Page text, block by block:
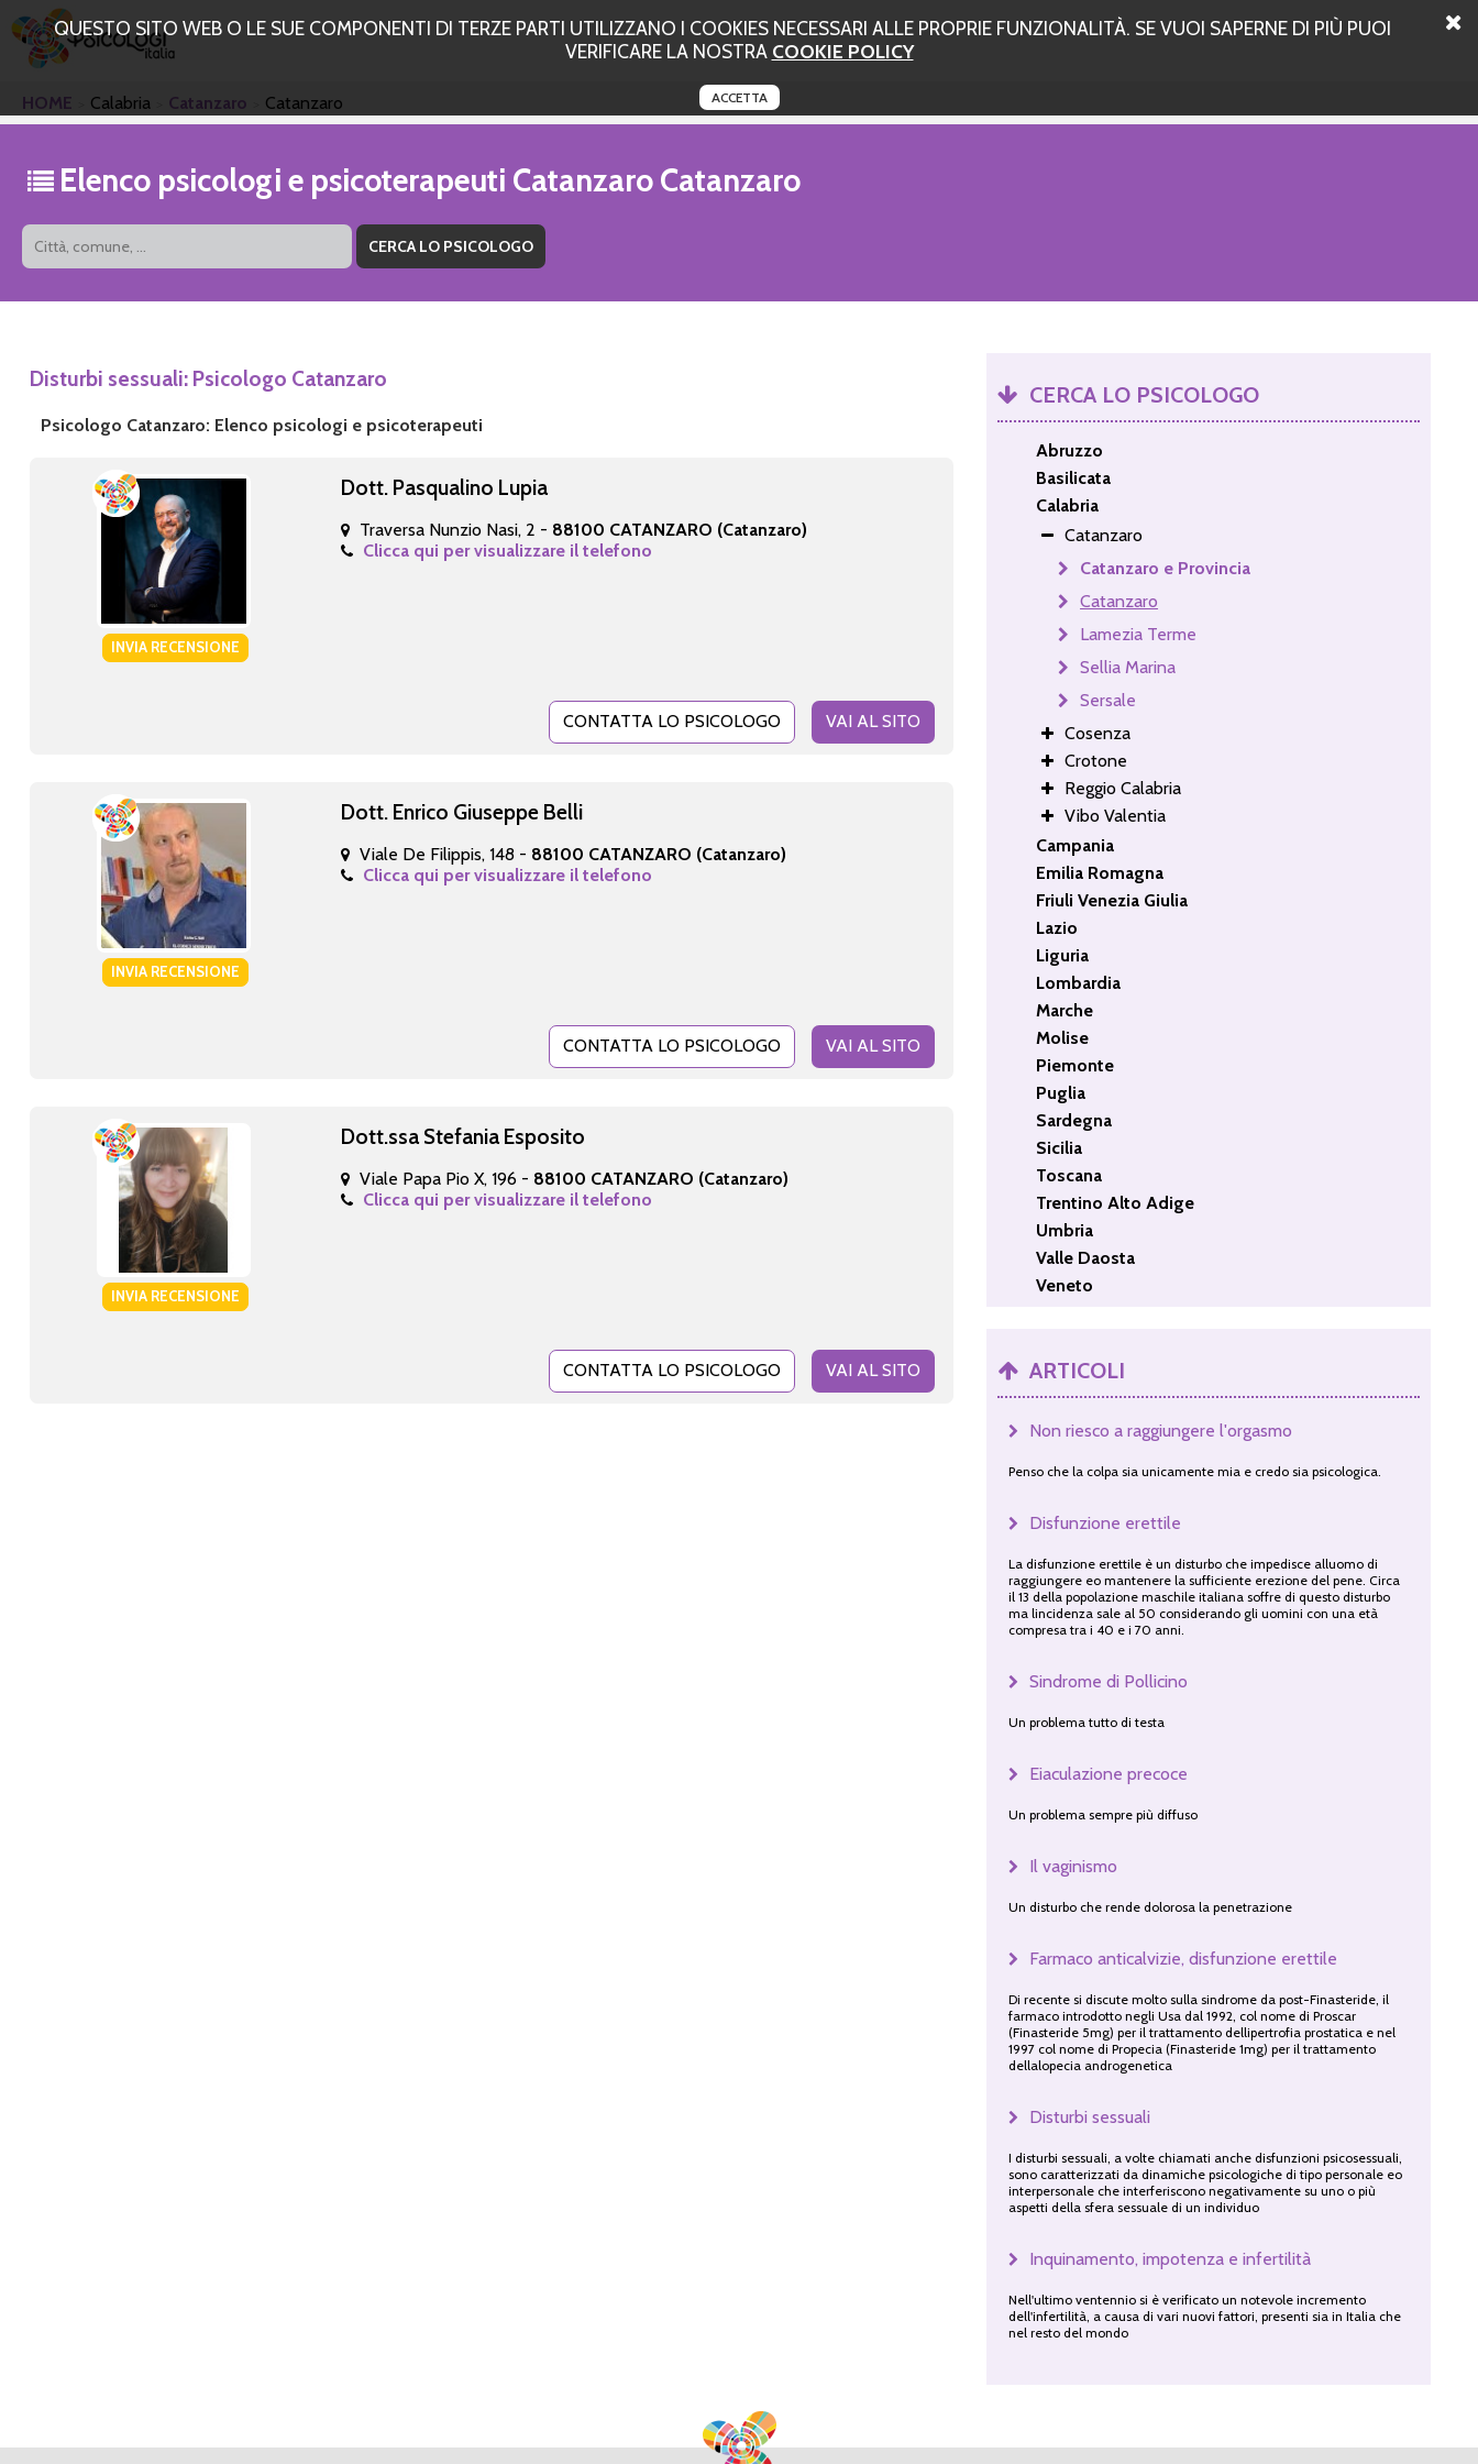
QUESTO SITO WEB O LE SUE COMPONENTI DI TERZE PARTI UTILIZZANO I COOKIES NECESSARI ALLE PROPRIE FUNZIONALITÀ. SE VUOI SAPERNE DI PIÙ PUOI
VERIFICARE LA NOSTRA COOKIE POLICY
ACCETTA
HOME Calabria Catanzaro Catanzaro
Elenco psicologi e psicoterapeuti Catanzaro Catanzaro
Disturbi sessuali: Psicologo Catanzaro
Psicologo Catanzaro: Elenco psicologi e psicoterapeuti
INVIA RECENSIONE
Dott. Pasqualino Lupia
Traversa Nunzio Nasi, 2 - 88100 CATANZARO (Catanzaro)
Clicca qui per visualizzare il telefono
CONTATTA LO PSICOLOGO VAI AL SITO
INVIA RECENSIONE
Dott. Enrico Giuseppe Belli
Viale De Filippis, 148 - 88100 CATANZARO (Catanzaro)
Clicca qui per visualizzare il telefono
CONTATTA LO PSICOLOGO VAI AL SITO
INVIA RECENSIONE
Dott.ssa Stefania Esposito
Viale Papa Pio X, 196 - 88100 CATANZARO (Catanzaro)
Clicca qui per visualizzare il telefono
CONTATTA LO PSICOLOGO VAI AL SITO
CERCA LO PSICOLOGO
Abruzzo
Basilicata
Calabria
Catanzaro
Catanzaro e Provincia
Catanzaro
Lamezia Terme
Sellia Marina
Sersale
Cosenza
Crotone
Reggio Calabria
Vibo Valentia
Campania
Emilia Romagna
Friuli Venezia Giulia
Lazio
Liguria
Lombardia
Marche
Molise
Piemonte
Puglia
Sardegna
Sicilia
Toscana
Trentino Alto Adige
Umbria
Valle Daosta
Veneto
ARTICOLI
Non riesco a raggiungere l'orgasmo
Penso che la colpa sia unicamente mia e credo sia psicologica.
Disfunzione erettile
La disfunzione erettile è un disturbo che impedisce alluomo di
raggiungere eo mantenere la sufficiente erezione del pene. Circa
il 13 della popolazione maschile italiana soffre di questo disturbo
ma lincidenza sale al 50 considerando gli uomini con una età
compresa tra i 40 e i 70 anni.
Sindrome di Pollicino
Un problema tutto di testa
Eiaculazione precoce
Un problema sempre più diffuso
Il vaginismo
Un disturbo che rende dolorosa la penetrazione
Farmaco anticalvizie, disfunzione erettile
Di recente si discute molto sulla sindrome da post-Finasteride, il
farmaco introdotto negli Usa dal 1992, col nome di Proscar
(Finasteride 5mg) per il trattamento dellipertrofia prostatica e nel
1997 col nome di Propecia (Finasteride 1mg) per il trattamento
dellalopecia androgenetica
Disturbi sessuali
I disturbi sessuali, a volte chiamati anche disfunzioni psicosessuali,
sono caratterizzati da dinamiche psicologiche di tipo personale eo
interpersonale che interferiscono negativamente su uno o più
aspetti della sfera sessuale di un individuo
Inquinamento, impotenza e infertilità
Nell'ultimo ventennio si è verificato un notevole incremento
dell'infertilità, a causa di vari nuovi fattori, presenti sia in Italia che
nel resto del mondo